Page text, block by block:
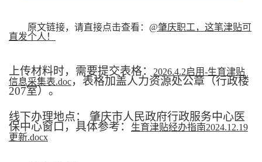
原文链接，请直接点击查看： @肇庆职工，这笔津贴可
直发个人！
上传材料时，需要提交表格：
2026.4.2启用-生育津贴
信息采集表.doc，表格加盖人力资源处公章（行政楼
207室）。
线下办理地点： 肇庆市人民政府行政服务中心医
保中心窗口，具体参考：
生育津贴经办指南2024.12.19
更新.docx